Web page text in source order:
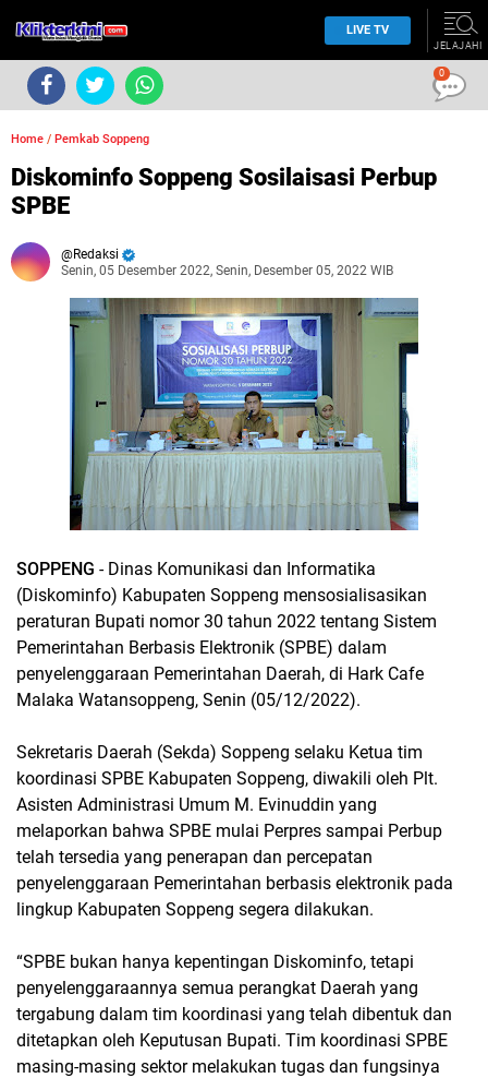
LIVE TV
JELAJAHI
Home / Pemkab Soppeng
Diskominfo Soppeng Sosilaisasi Perbup
SPBE
Redaksi
Senin, 05 Desember 2022, Senin, Desember 05, 2022 WIB
SOPPENG - Dinas Komunikasi dan Informatika
(Diskominfo) Kabupaten Soppeng mensosialisasikan
peraturan Bupati nomor 30 tahun 2022 tentang Sistem
Pemerintahan Berbasis Elektronik (SPBE) dalam
penyelenggaraan Pemerintahan Daerah, di Hark Cafe
Malaka Watansoppeng, Senin (05/12/2022).
Sekretaris Daerah (Sekda) Soppeng selaku Ketua tim
koordinasi SPBE Kabupaten Soppeng, diwakili oleh Plt.
Asisten Administrasi Umum M. Evinuddin yang
melaporkan bahwa SPBE mulai Perpres sampai Perbup
telah tersedia yang penerapan dan percepatan
penyelenggaraan Pemerintahan berbasis elektronik pada
lingkup Kabupaten Soppeng segera dilakukan.
“SPBE bukan hanya kepentingan Diskominfo, tetapi
penyelenggaraannya semua perangkat Daerah yang
tergabung dalam tim koordinasi yang telah dibentuk dan
ditetapkan oleh Keputusan Bupati. Tim koordinasi SPBE
masing-masing sektor melakukan tugas dan fungsinya
0